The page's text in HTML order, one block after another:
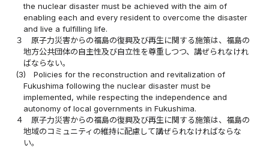
the nuclear disaster must be achieved with the aim of
enabling each and every resident to overcome the disaster
and live a fulfilling life.
３
原子力災害からの福島の復興及び再生に関する施策は、福島の
地方公共団体の自主性及び自立性を尊重しつつ、講ぜられなけれ
ばならない。
(3)
Policies for the reconstruction and revitalization of
Fukushima following the nuclear disaster must be
implemented, while respecting the independence and
autonomy of local governments in Fukushima.
４
原子力災害からの福島の復興及び再生に関する施策は、福島の
地域のコミュニティの維持に配慮して講ぜられなければならな
い。